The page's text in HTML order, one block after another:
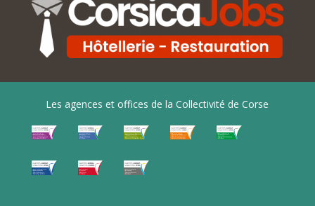
Les agences et offices de la Collectivité de Corse